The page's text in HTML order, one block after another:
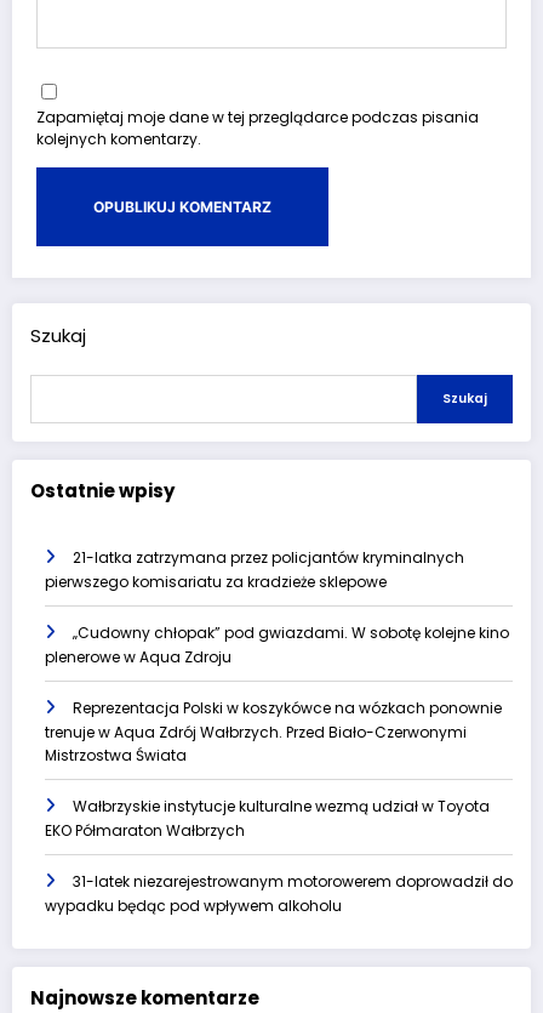
Zapamiętaj moje dane w tej przeglądarce podczas pisania
kolejnych komentarzy.
Szukaj
Szukaj
Ostatnie wpisy
21-latka zatrzymana przez policjantów kryminalnych
pierwszego komisariatu za kradzieże sklepowe
„Cudowny chłopak” pod gwiazdami. W sobotę kolejne kino
plenerowe w Aqua Zdroju
Reprezentacja Polski w koszykówce na wózkach ponownie
trenuje w Aqua Zdrój Wałbrzych. Przed Biało-Czerwonymi
Mistrzostwa Świata
Wałbrzyskie instytucje kulturalne wezmą udział w Toyota
EKO Półmaraton Wałbrzych
31-latek niezarejestrowanym motorowerem doprowadził do
wypadku będąc pod wpływem alkoholu
Najnowsze komentarze